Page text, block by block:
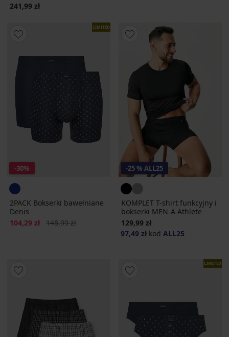
241,99 zł
LIMITED
-30%
2PACK Bokserki bawełniane
Denis
Zniżka
104,29 zł Pierwotna cena
148,99 zł
-25 % ALL25
KOMPLET T-shirt funkcyjny i
bokserki MEN-A Athlete
129,99 zł
97,49 zł kod ALL25
LIMITED